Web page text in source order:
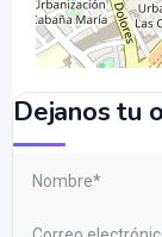
Dejanos tu